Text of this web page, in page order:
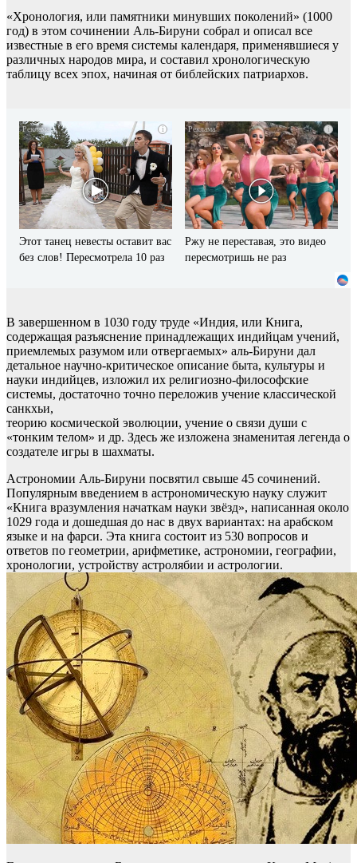
«Хронология, или памятники минувших поколений» (1000
год) в этом сочинении Аль-Бируни собрал и описал все
известные в его время системы календаря, применявшиеся у
различных народов мира, и составил хронологическую
таблицу всех эпох, начиная от библейских патриархов.
i
Этот танец невесты оставит вас
без слов! Пересмотрела 10 раз
i
Ржу не переставая, это видео
пересмотришь не раз
В завершенном в 1030 году труде «Индия, или Книга,
содержащая разъяснение принадлежащих индийцам учений,
приемлемых разумом или отвергаемых» аль-Бируни дал
детальное научно-критическое описание быта, культуры и
науки индийцев, изложил их религиозно-философские
системы, достаточно точно переложив учение классической
санкхьи,
теорию космической эволюции, учение о связи души с
«тонким телом» и др. Здесь же изложена знаменитая легенда о
создателе игры в шахматы.
Астрономии Аль-Бируни посвятил свыше 45 сочинений.
Популярным введением в астрономическую науку служит
«Книга вразумления начаткам науки звёзд», написанная около
1029 года и дошедшая до нас в двух вариантах: на арабском
языке и на фарси. Эта книга состоит из 530 вопросов и
ответов по геометрии, арифметике, астрономии, географии,
хронологии, устройству астролябии и астрологии.